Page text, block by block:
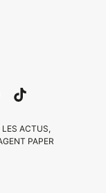
LES ACTUS,
PAPER